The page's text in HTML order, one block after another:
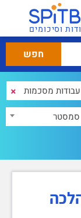
וסיכומים
×
סמסטר